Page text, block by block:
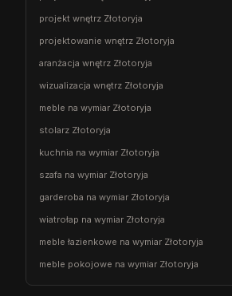
projekt wnętrz Złotoryja
projektowanie wnętrz Złotoryja
aranżacja wnętrz Złotoryja
wizualizacja wnętrz Złotoryja
meble na wymiar Złotoryja
stolarz Złotoryja
kuchnia na wymiar Złotoryja
szafa na wymiar Złotoryja
garderoba na wymiar Złotoryja
wiatrołap na wymiar Złotoryja
meble łazienkowe na wymiar Złotoryja
meble pokojowe na wymiar Złotoryja